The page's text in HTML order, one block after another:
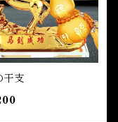
干支